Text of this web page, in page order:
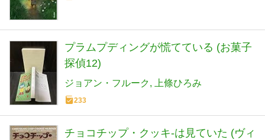
プラムプディングが慌てている (お菓子
探偵12)
ジョアン・フルーク 上條ひろみ
233
チョコチップ・クッキ-は見ていた (ヴィ